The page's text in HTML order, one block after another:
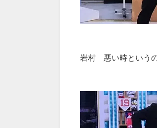
岩村 悪い時という